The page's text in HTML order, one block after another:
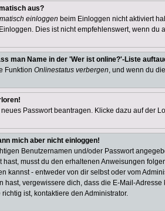
aus?
einloggen beim Einloggen nicht aktiviert
Dies ist nicht empfehlenswert, wenn
man Name in der 'Wer ist online?'-Liste
Funktion Onlinestatus verbergen, und wenn du
Passwort beantragen. Klicke dazu auf der
mich aber nicht einloggen!
Benutzernamen und/oder Passwort
musst du den erhaltenen Anweisungen
kannst - entweder von dir selbst oder vom
hast, vergewissere dich, dass die E-Mail-
ist, kontaktiere den Administrator.